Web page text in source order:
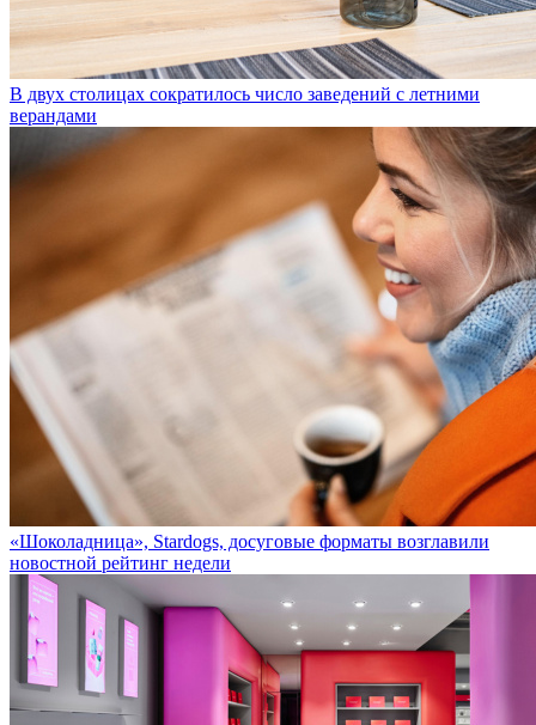
В двух столицах сократилось число заведений с летними
верандами
«Шоколадница», Stardogs, досуговые форматы возглавили
новостной рейтинг недели